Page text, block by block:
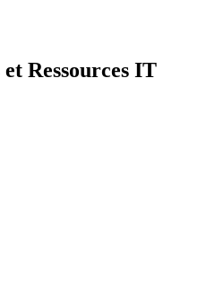
Ressources IT